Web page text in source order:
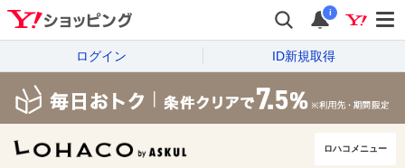
i
ログイン ID新規取得
ロハコメニュー